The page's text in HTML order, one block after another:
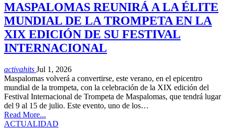
MASPALOMAS REUNIRÁ A LA ÉLITE
MUNDIAL DE LA TROMPETA EN LA
XIX EDICIÓN DE SU FESTIVAL
INTERNACIONAL
activahits Jul 1, 2026
Maspalomas volverá a convertirse, este verano, en el epicentro
mundial de la trompeta, con la celebración de la XIX edición del
Festival Internacional de Trompeta de Maspalomas, que tendrá lugar
del 9 al 15 de julio. Este evento, uno de los…
Read More...
ACTUALIDAD